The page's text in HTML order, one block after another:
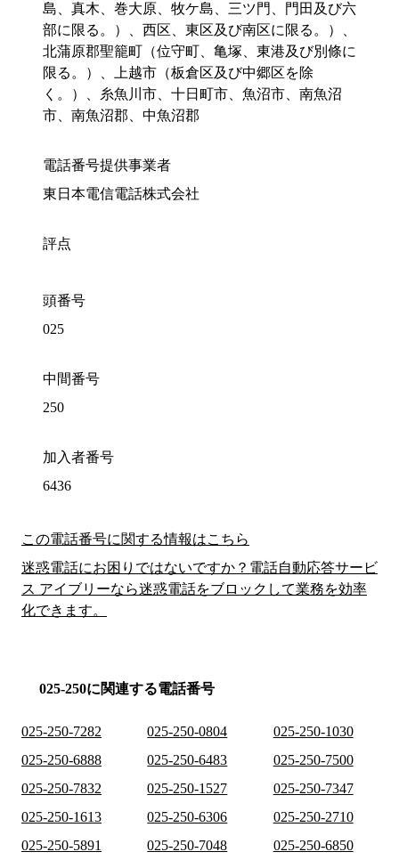
島、真木、巻大原、牧ケ島、三ツ門、門田及び六
部に限る。）、西区、東区及び南区に限る。）、
北蒲原郡聖籠町（位守町、亀塚、東港及び別條に
限る。）、上越市（板倉区及び中郷区を除
く。）、糸魚川市、十日町市、魚沼市、南魚沼
市、南魚沼郡、中魚沼郡
電話番号提供事業者
東日本電信電話株式会社
評点
頭番号
025
中間番号
250
加入者番号
6436
この電話番号に関する情報はこちら
迷惑電話にお困りではないですか？電話自動応答サービ
ス アイブリーなら迷惑電話をブロックして業務を効率
化できます。
025-250に関連する電話番号
025-250-7282 025-250-0804
025-250-1030
025-250-6888
025-250-6483
025-250-7500
025-250-7832
025-250-1527
025-250-7347
025-250-1613
025-250-6306
025-250-2710
025-250-5891
025-250-7048 025-250-6850